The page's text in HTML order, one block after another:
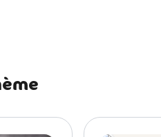
alimentation, entretien,